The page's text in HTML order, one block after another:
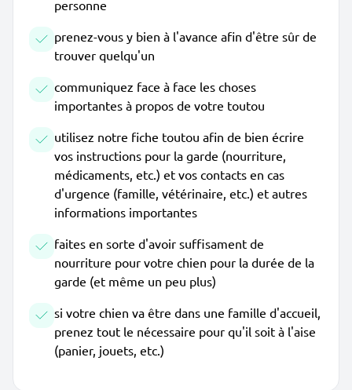
personne
prenez-vous y bien à l'avance afin d'être sûr de
trouver quelqu'un
communiquez face à face les choses
importantes à propos de votre toutou
utilisez notre fiche toutou afin de bien écrire
vos instructions pour la garde (nourriture,
médicaments, etc.) et vos contacts en cas
d'urgence (famille, vétérinaire, etc.) et autres
informations importantes
faites en sorte d'avoir suffisament de
nourriture pour votre chien pour la durée de la
garde (et même un peu plus)
si votre chien va être dans une famille d'accueil,
prenez tout le nécessaire pour qu'il soit à l'aise
(panier, jouets, etc.)